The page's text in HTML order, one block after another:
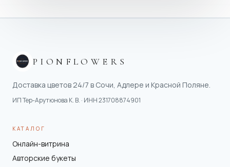
PIONFLOWERS
Доставка цветов 24/7 в Сочи, Адлере и Красной Поляне.
ИП Тер-Арутюнова К. В. · ИНН231708874901
КАТАЛОГ
Онлайн-витрина
Авторские букеты